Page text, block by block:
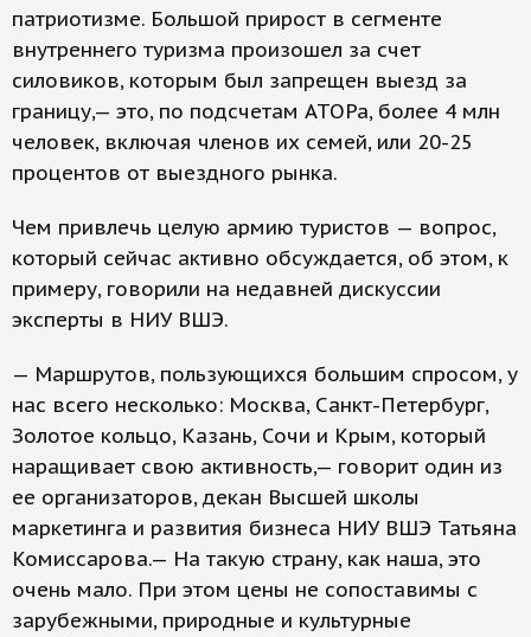
патриотизме. Большой прирост в сегменте
внутреннего туризма произошел за счет
силовиков, которым был запрещен выезд за
границу,— это, по подсчетам АТОРа, более 4 млн
человек, включая членов их семей, или 20-25
процентов от выездного рынка.
Чем привлечь целую армию туристов — вопрос,
который сейчас активно обсуждается, об этом, к
примеру, говорили на недавней дискуссии
эксперты в НИУ ВШЭ.
— Маршрутов, пользующихся большим спросом, у
нас всего несколько: Москва, Санкт-Петербург,
Золотое кольцо, Казань, Сочи и Крым, который
наращивает свою активность,— говорит один из
ее организаторов, декан Высшей школы
маркетинга и развития бизнеса НИУ ВШЭ Татьяна
Комиссарова.— На такую страну, как наша, это
очень мало. При этом цены не сопоставимы с
зарубежными, природные и культурные